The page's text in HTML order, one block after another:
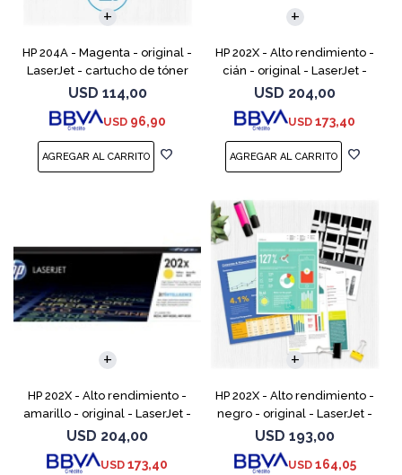
HP 204A - Magenta - original -
LaserJet - cartucho de tóner
(CF513A) - para Color LaserJet
Pro M154a, M154nw, MFP
M180n, MFP M18
USD 114,00
USD 96,90
HP 202X - Alto rendimiento -
cián - original - LaserJet -
cartucho de tóner (CF501X) -
para Color LaserJet Pro
M254dw, M254nw, M
USD 204,00
USD 173,40
HP 202X - Alto rendimiento -
amarillo - original - LaserJet -
cartucho de tóner (CF502X) -
para Color LaserJet Pro
M254dw, M254n
USD 204,00
USD 173,40
HP 202X - Alto rendimiento -
negro - original - LaserJet -
cartucho de tóner (CF500X) -
para Color LaserJet Pro
M254dw, M254nw,
USD 193,00
USD 164,05